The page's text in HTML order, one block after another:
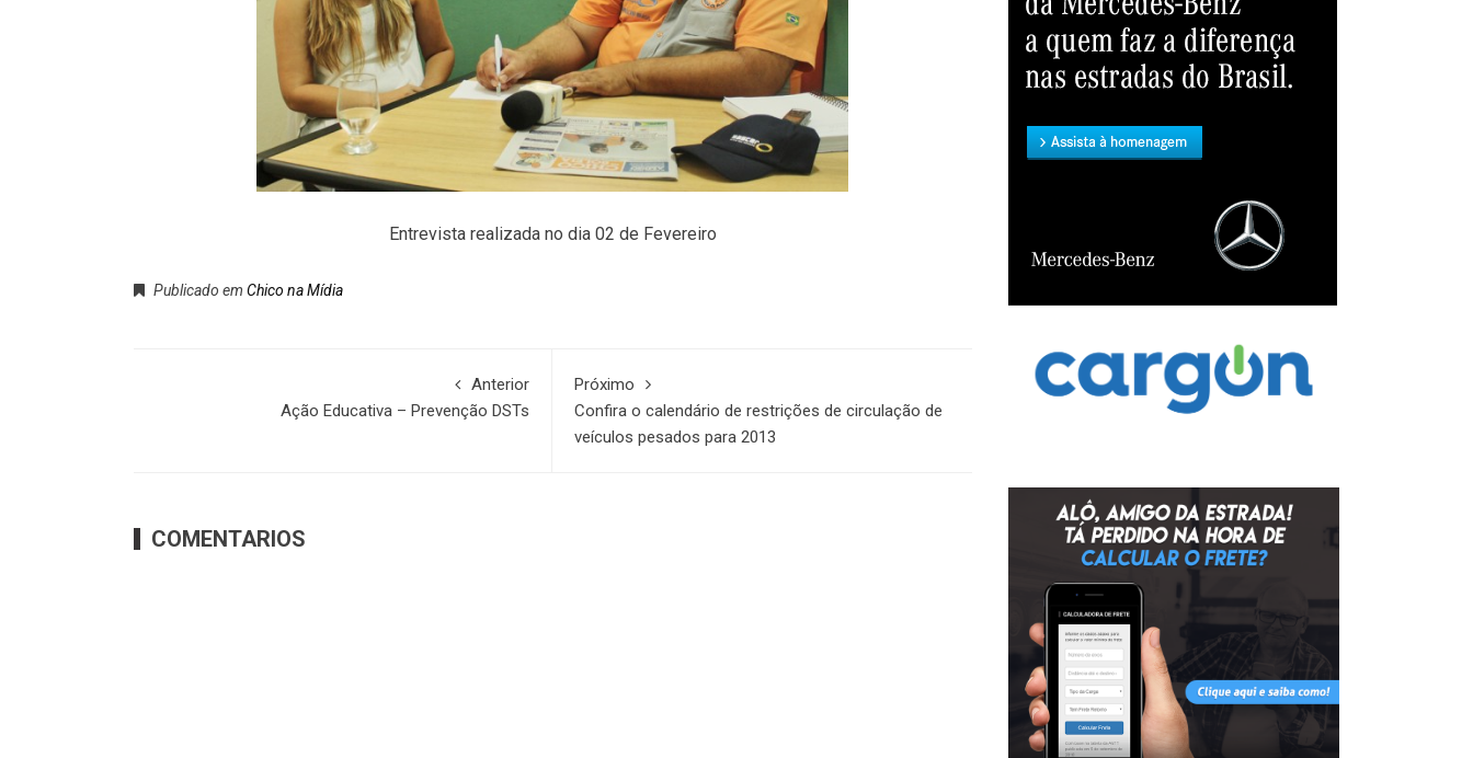
Entrevista realizada no dia 02 de Fevereiro
Publicado em Chico na Mídia
Anterior
Ação Educativa – Prevenção DSTs
Próximo
Confira o calendário de restrições de circulação de
veículos pesados para 2013
COMENTARIOS